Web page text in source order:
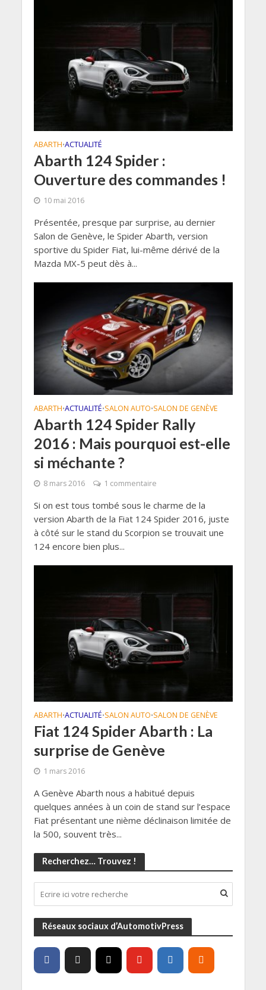
ABARTH•ACTUALITÉ
Abarth 124 Spider :
Ouverture des commandes !
10 mai 2016
Présentée, presque par surprise, au dernier
Salon de Genève, le Spider Abarth, version
sportive du Spider Fiat, lui-même dérivé de la
Mazda MX-5 peut dès à...
ABARTH•ACTUALITÉ•SALON AUTO•SALON DE GENÈVE
Abarth 124 Spider Rally
2016 : Mais pourquoi est-elle
si méchante ?
8 mars 2016 1 commentaire
Si on est tous tombé sous le charme de la
version Abarth de la Fiat 124 Spider 2016, juste
à côté sur le stand du Scorpion se trouvait une
124 encore bien plus...
ABARTH•ACTUALITÉ•SALON AUTO•SALON DE GENÈVE
Fiat 124 Spider Abarth : La
surprise de Genève
1 mars 2016
A Genève Abarth nous a habitué depuis
quelques années à un coin de stand sur l’espace
Fiat présentant une nième déclinaison limitée de
la 500, souvent très...
Recherchez… Trouvez !
Réseaux sociaux d’AutomotivPress